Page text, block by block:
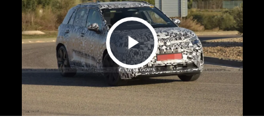
Play Video